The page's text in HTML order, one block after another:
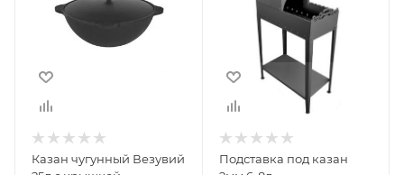
Глубина, мм
250
Материал
Чугун
Казан чугунный Везувий
Подставка под казан